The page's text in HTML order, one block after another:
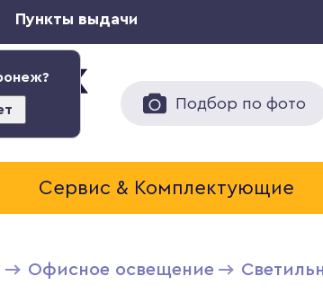
Пункты выдачи
Подбор по фото
Сервис & Комплектующие
Офисное освещение